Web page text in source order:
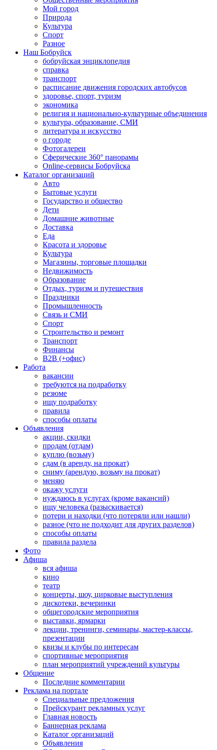
Мой город
Природа
Культура
Спорт
Разное
Наш Бобруйск
бобруйская энциклопедия
справка
транспорт
расписание движения городских автобусов
здоровье, спорт, туризм
экономика
религия и национально-культурные объединения
культура, образование, СМИ
литература и искусство
о городе
Фотогалереи
Сферические 360° панорамы
Online-сервисы Бобруйска
Каталог организаций
Авто
Бытовые услуги
Государство и общество
Дети
Домашние животные
Доставка
Еда
Красота и здоровье
Культура
Магазины, торговые площадки
Недвижимость
Образование
Отдых, туризм и путешествия
Праздники
Промышленность
Связь и СМИ
Спорт
Строительство и ремонт
Транспорт
Финансы
B2B (+офис)
Работа
вакансии
требуются на подработку
резюме
ищу подработку
правила
способы оплаты
Объявления
акции, скидки
продам (отдам)
куплю (возьму)
сдам (в аренду, на прокат)
сниму (арендую, возьму на прокат)
меняю
окажу услуги
нуждаюсь в услугах (кроме вакансий)
ищу человека (разыскивается)
потери и находки (что потеряли или нашли)
разное (что не подходит для других разделов)
способы оплаты
правила раздела
Фото
Афиша
вся афиша
кино
театр
концерты, шоу, цирковые выступления
дискотеки, вечеринки
общегородские мероприятия
выставки, ярмарки
лекции, тренинги, семинары, мастер-классы,
презентации
квизы и клубы по интересам
спортивные мероприятия
план мероприятий учреждений культуры
Общение
Последние комментарии
Реклама на портале
Специальные предложения
Прейскурант рекламных услуг
Главная новость
Баннерная реклама
Каталог организаций
Объявления